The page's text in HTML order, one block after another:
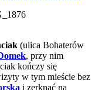
(ulica Bohaterów
, przy nim
kończy się
w tym mieście bez
i zerknąć na